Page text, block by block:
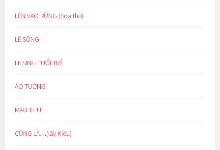
LẺN VÀO RỪNG (hoạ thơ)
LẼ SỐNG
HI SINH TUỔI TRẺ
ẢO TƯỞNG
MÀU THU
CŨNG LÀ…(lẩy Kiều)